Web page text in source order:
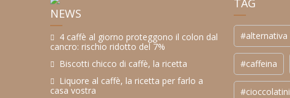
NEWS
4 caffè al giorno proteggono il colon dal
cancro: rischio ridotto del 7%
Biscotti chicco di caffè, la ricetta
Liquore al caffè, la ricetta per farlo a
casa vostra
TAG
#alternativa
#caffeina
#cioccolatini